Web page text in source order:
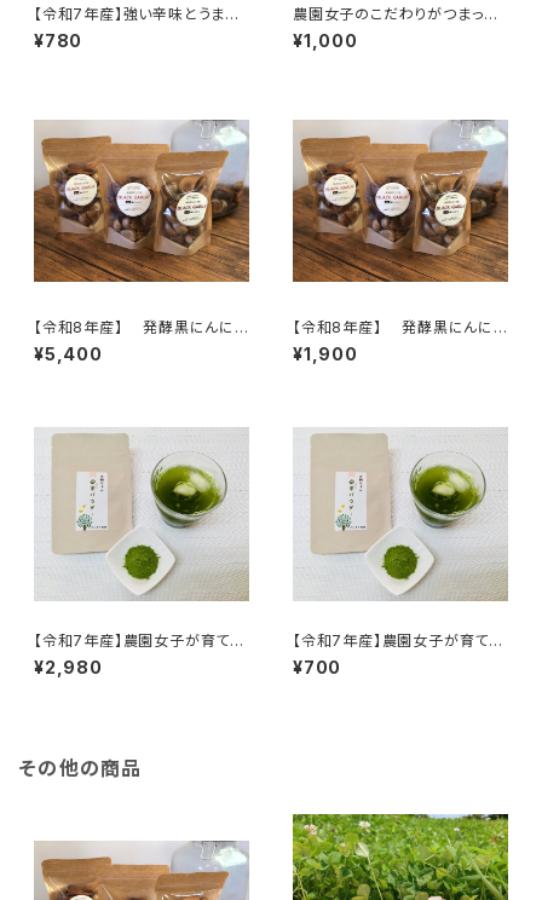
【令和7年産】強い辛味とうまみ
が際立つ！薬味やスパイスとして
簡単便利！冷凍保存もできる！
¥780
農園女子のこだわりがつまった
焼肉のたれ200ml 安心野菜と
国産材料、冬虫夏草、マカもブレ
¥1,000
【令和8年産】 発酵黒にんに
く 120ｇ×3袋 ※農薬・化学
肥料不使用 ※天然由来の活
¥5,400
【令和8年産】 発酵黒にんに
く 120ｇ（1袋） ※農薬・化学
肥料不使用 ※天然由来の活
¥1,900
【令和7年産】農園女子が育てた
桑茶パウダー(50g) ※徳用サ
イズ 手軽にヘルシー生活 ス
¥2,980
【令和7年産】農園女子が育てた
桑茶パウダー(10g) ※徳用サ
イズもあります 手軽にヘルシ
¥700
その他の商品